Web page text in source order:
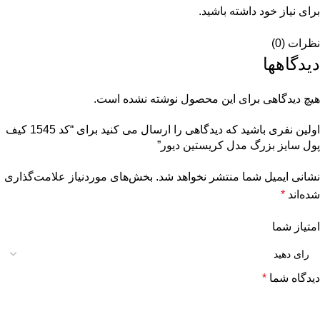
برای نیاز خود داشته باشید.
نظرات (0)
دیدگاهها
هیچ دیدگاهی برای این محصول نوشته نشده است.
اولین نفری باشید که دیدگاهی را ارسال می کنید برای “کد 1545 کیف
پول سایز بزرگ مدل کریستین دیور”
نشانی ایمیل شما منتشر نخواهد شد. بخش‌های موردنیاز علامت‌گذاری
شده‌اند *
امتیاز شما
دیدگاه شما *